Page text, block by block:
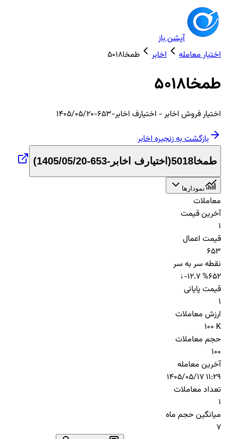
آپشن باز
اختیار معامله
اخابر طمخا5018
طمخا5018
اختیارفروش اخابر- اختیارف اخابر-653-1405/05/20
بازگشت به زنجیرهاخابر
طمخا5018 ( اختیارف اخابر-653-1405/05/20 )
نمودارها
معاملات
آخرین قیمت
1
قیمت اعمال
653
نقطه سر به سر
652
↓-12.7 %
قیمت پایانی
1
ارزش معاملات
100 K
حجم معاملات
100
آخرین معامله
1405/05/17 11:29
تعداد معاملات
1
میانگین حجم ماه
7